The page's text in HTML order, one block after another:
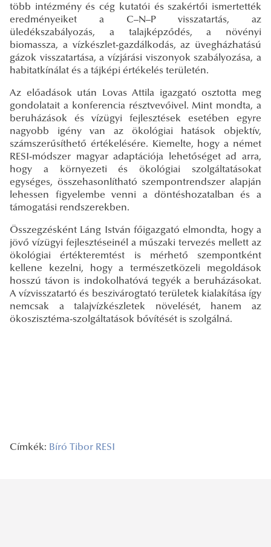
több intézmény és cég kutatói és szakértői ismertették
eredményeiket a C–N–P visszatartás, az
üledékszabályozás, a talajképződés, a növényi
biomassza, a vízkészlet-gazdálkodás, az üvegházhatású
gázok visszatartása, a vízjárási viszonyok szabályozása, a
habitatkínálat és a tájképi értékelés területén.
Az előadások után Lovas Attila igazgató osztotta meg
gondolatait a konferencia résztvevőivel. Mint mondta, a
beruházások és vízügyi fejlesztések esetében egyre
nagyobb igény van az ökológiai hatások objektív,
számszerűsíthető értékelésére. Kiemelte, hogy a német
RESI-módszer magyar adaptációja lehetőséget ad arra,
hogy a környezeti és ökológiai szolgáltatásokat
egységes, összehasonlítható szempontrendszer alapján
lehessen figyelembe venni a döntéshozatalban és a
támogatási rendszerekben.
Összegzésként Láng István főigazgató elmondta, hogy a
jövő vízügyi fejlesztéseinél a műszaki tervezés mellett az
ökológiai értékteremtést is mérhető szempontként
kellene kezelni, hogy a természetközeli megoldások
hosszú távon is indokolhatóvá tegyék a beruházásokat.
A vízvisszatartó és beszivárogtató területek kialakítása így
nemcsak a talajvízkészletek növelését, hanem az
ökoszisztéma-szolgáltatások bővítését is szolgálná.
Címkék: Bíró Tibor RESI